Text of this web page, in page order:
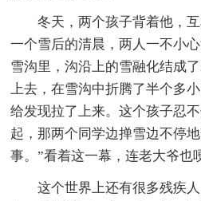
冬天，两个孩子背着他，
一个雪后的清晨，两人一不小
雪沟里，沟沿上的雪融化结成
上去，在雪沟中折腾了半个多
给发现拉了上来。这个孩子忍
起，那两个同学边掸雪边不停
事。”看着这一幕，连老大爷也
这个世界上还有很多残疾